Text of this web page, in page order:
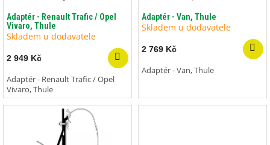
d
u
k
t
Adaptér - Renault Trafic / Opel
Vivaro, Thule
Skladem u dodavatele
2 949 Kč
Adaptér - Renault Trafic / Opel
Vivaro, Thule
Adaptér - Van, Thule
Skladem u dodavatele
2 769 Kč
Adaptér - Van, Thule